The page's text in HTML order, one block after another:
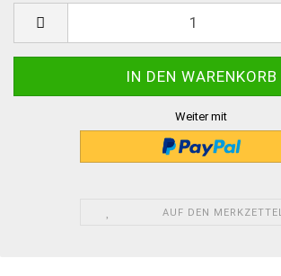
Weiter mit
AUF DEN MERKZETTEL